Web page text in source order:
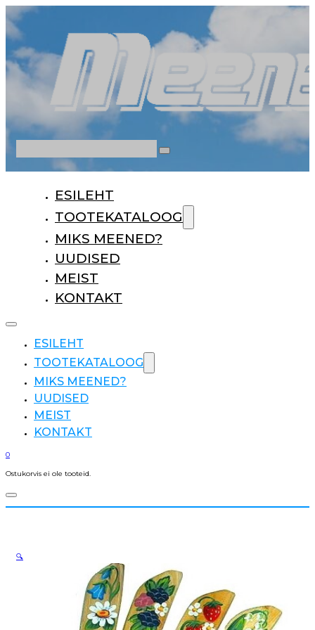
ESILEHT
TOOTEKATALOOG
MIKS MEENED?
UUDISED
MEIST
KONTAKT
ESILEHT
TOOTEKATALOOG
MIKS MEENED?
UUDISED
MEIST
KONTAKT
0
Ostukorvis ei ole tooteid.
🔍